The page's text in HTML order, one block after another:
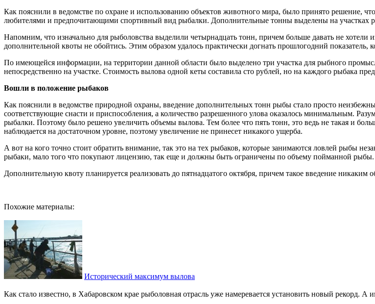
Как пояснили в ведомстве по охране и использованию объектов животного мира, было принято решение,
любителями и предпочитающими спортивный вид рыбалки. Дополнительные тонны выделены на участках
Напомним, что изначально для рыболовства выделили четырнадцать тонн, причем больше давать не хотели
дополнительной квоты не обойтись. Этим образом удалось практически догнать прошлогодний показатель,
По имеющейся информации, на территории данной области было выделено три участка для рыбного
непосредственно на участке. Стоимость вылова одной кеты составила сто рублей, но на каждого рыбака
Вошли в положение рыбаков
Как пояснили в ведомстве природной охраны, введение дополнительных тонн рыбы стало просто
соответствующие снасти и приспособления, а количество разрешенного улова оказалось минимальным.
рыбалки. Поэтому было решено увеличить объемы вылова. Тем более что пять тонн, это ведь не такая и
наблюдается на достаточном уровне, поэтому увеличение не принесет никакого ущерба.
А вот на кого точно стоит обратить внимание, так это на тех рыбаков, которые занимаются ловлей рыбы
рыбаки, мало того что покупают лицензию, так еще и должны быть ограничены по объему пойманной рыбы.
Дополнительную квоту планируется реализовать до пятнадцатого октября, причем такое введение
Похожие материалы:
Исторический максимум вылова
Как стало известно, в Хабаровском крае рыболовная отрасль уже намеревается установить новый рекорд.